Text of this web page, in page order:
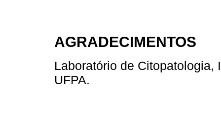
AGRADECIMENTOS
Laboratório de
UFPA.